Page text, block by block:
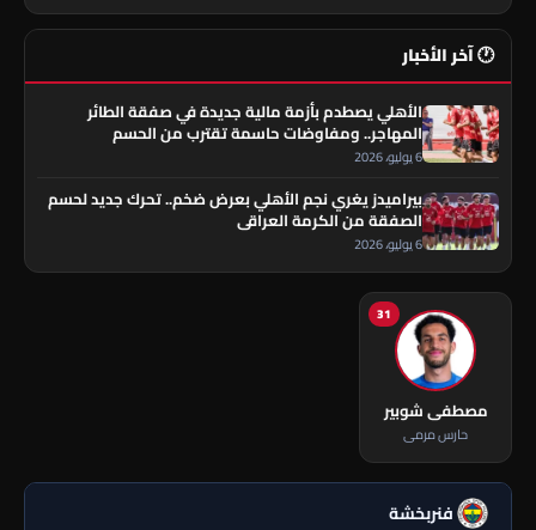
🕐 آخر الأخبار
الأهلي يصطدم بأزمة مالية جديدة في صفقة الطائر
المهاجر.. ومفاوضات حاسمة تقترب من الحسم
6 يوليو، 2026
بيراميدز يغري نجم الأهلي بعرض ضخم.. تحرك جديد لحسم
الصفقة من الكرمة العراقي
6 يوليو، 2026
31
مصطفى شوبير
حارس مرمى
فنربخشة